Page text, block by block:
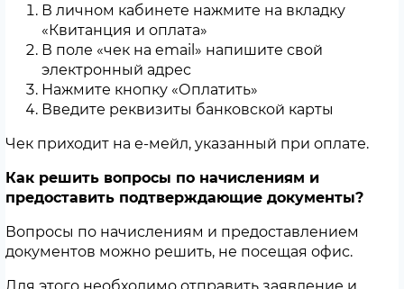
В личном кабинете нажмите на вкладку
«Квитанция и оплата»
В поле «чек на email» напишите свой
электронный адрес
Нажмите кнопку «Оплатить»
Введите реквизиты банковской карты
Чек приходит на е-мейл, указанный при оплате.
Как решить вопросы по начислениям и
предоставить подтверждающие документы?
Вопросы по начислениям и предоставлением
документов можно решить, не посещая офис.